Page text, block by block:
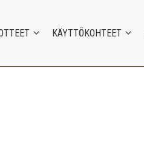
KÄYTTÖKOHTEET